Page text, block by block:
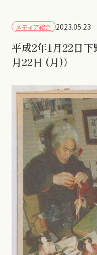
メディア紹介 2023.05.23
平成2年1月22日
月22日 (月)）